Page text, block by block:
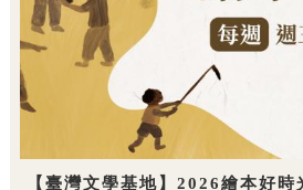
【臺灣文學基地】2026繪本好時